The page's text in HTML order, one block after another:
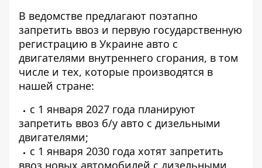
В ведомстве предлагают поэтапно
запретить ввоз и первую государственную
регистрацию в Украине авто с
двигателями внутреннего сгорания, в том
числе и тех, которые производятся в
нашей стране:
с 1 января 2027 года планируют
запретить ввоз б/у авто с дизельными
двигателями;
с 1 января 2030 года хотят запретить
ввоз новых автомобилей с дизельными